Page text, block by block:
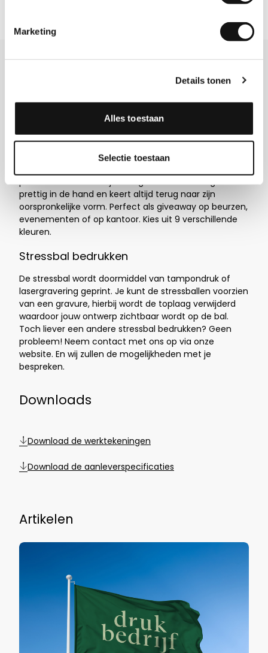
Marketing
Details tonen
Alles toestaan
Selectie toestaan
De anti stress ballen zijn bedoeld om in te knijpen, mee
te stuiteren en om mee te gooien. Het materiaal
waarmee de ballen zijn gemaakt is PU foam. Dit zorgt
er voor dat de ballen knijpbaar zijn. De klassieke
stressbal is van zacht, veerkrachtig schuimrubber.
promotiemiddel met jouw logo. De stressbal ligt
prettig in de hand en keert altijd terug naar zijn
oorspronkelijke vorm. Perfect als giveaway op beurzen,
evenementen of op kantoor. Kies uit 9 verschillende
kleuren.
Stressbal bedrukken
De stressbal wordt doormiddel van tampondruk of
lasergravering geprint. Je kunt de stressballen voorzien
van een gravure, hierbij wordt de toplaag verwijderd
waardoor jouw ontwerp zichtbaar wordt op de bal.
Toch liever een andere stressbal bedrukken? Geen
probleem! Neem contact met ons op via onze
website. En wij zullen de mogelijkheden met je
bespreken.
Downloads
Download de werktekeningen
Download de aanleverspecificaties
Artikelen